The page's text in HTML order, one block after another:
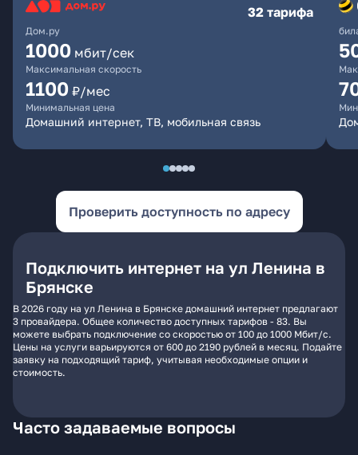
Дом.ру
32 тарифа
1000 мбит/сек
Максимальная скорость
1100 ₽/мес
Минимальная цена
Домашний интернет, ТВ, мобильная связь
Проверить доступность по адресу
Подключить интернет на ул Ленина в
Брянске
В 2026 году на ул Ленина в Брянске домашний интернет предлагают
3 провайдера. Общее количество доступных тарифов - 83. Вы
можете выбрать подключение со скоростью от 100 до 1000 Мбит/с.
Цены на услуги варьируются от 600 до 2190 рублей в месяц. Подайте
заявку на подходящий тариф, учитывая необходимые опции и
стоимость.
Часто задаваемые вопросы